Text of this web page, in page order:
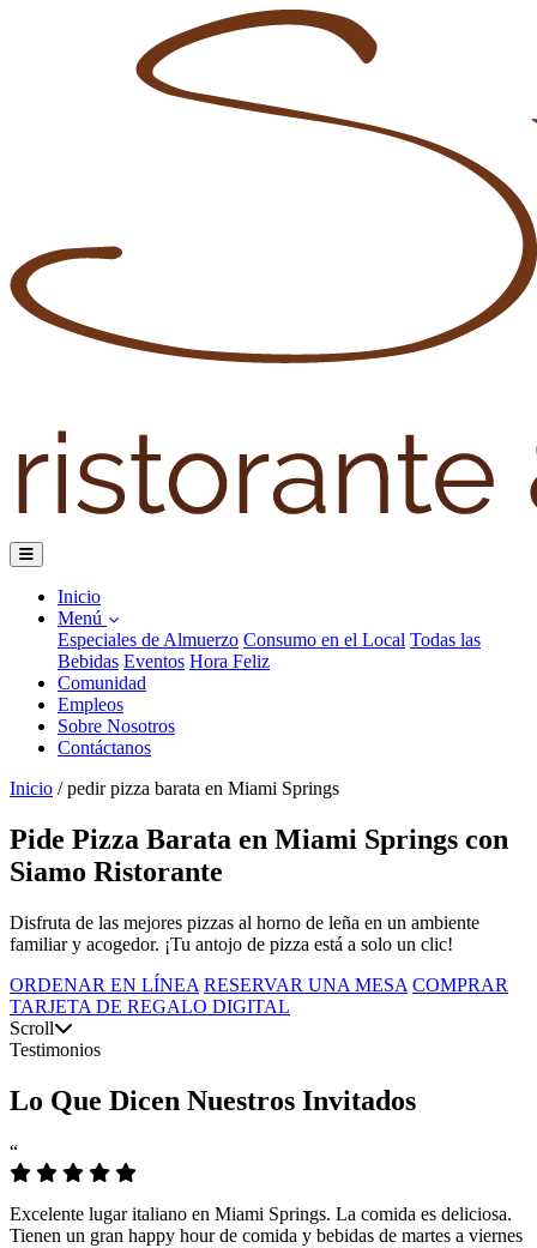
Inicio
Menú
Especiales de Almuerzo Consumo en el Local Todas las
Bebidas Eventos Hora Feliz
Comunidad
Empleos
Sobre Nosotros
Contáctanos
Inicio / pedir pizza barata en Miami Springs
Pide Pizza Barata en Miami Springs con
Siamo Ristorante
Disfruta de las mejores pizzas al horno de leña en un ambiente
familiar y acogedor. ¡Tu antojo de pizza está a solo un clic!
ORDENAR EN LÍNEA RESERVAR UNA MESA COMPRAR
TARJETA DE REGALO DIGITAL
Scroll
Testimonios
Lo Que Dicen Nuestros Invitados
“
Excelente lugar italiano en Miami Springs. La comida es deliciosa.
Tienen un gran happy hour de comida y bebidas de martes a viernes